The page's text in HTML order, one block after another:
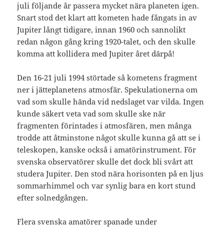
juli följande år passera mycket nära planeten igen.
Snart stod det klart att kometen hade fångats in av
Jupiter långt tidigare, innan 1960 och sannolikt
redan någon gång kring 1920-talet, och den skulle
komma att kollidera med Jupiter året därpå!
Den 16-21 juli 1994 störtade så kometens fragment
ner i jätteplanetens atmosfär. Spekulationerna om
vad som skulle hända vid nedslaget var vilda. Ingen
kunde säkert veta vad som skulle ske när
fragmenten förintades i atmosfären, men många
trodde att åtminstone något skulle kunna gå att se i
teleskopen, kanske också i amatörinstrument. För
svenska observatörer skulle det dock bli svårt att
studera Jupiter. Den stod nära horisonten på en ljus
sommarhimmel och var synlig bara en kort stund
efter solnedgången.
Flera svenska amatörer spanade under